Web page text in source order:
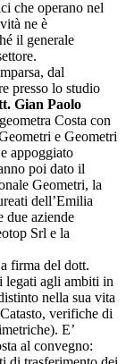
che operano nel
ne è
il generale
dal
presso lo studio
Gian Paolo
Costa con
e Geometri
appoggiato
poi dato il
Geometri, la
dell’Emilia
due aziende
Srl e la
a firma del dott.
legati agli ambiti in
nella sua vita
verifiche di
E’
al convegno: